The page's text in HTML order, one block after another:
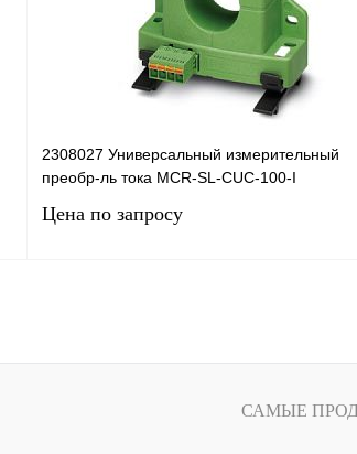
Под заказ
2308027 Универсальный измерительный
преобр-ль тока MCR-SL-CUC-100-I
Цена по запросу
Купить в 1 клик Сравнение
САМЫЕ